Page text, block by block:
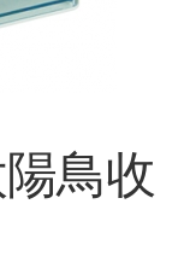
陽鳥收